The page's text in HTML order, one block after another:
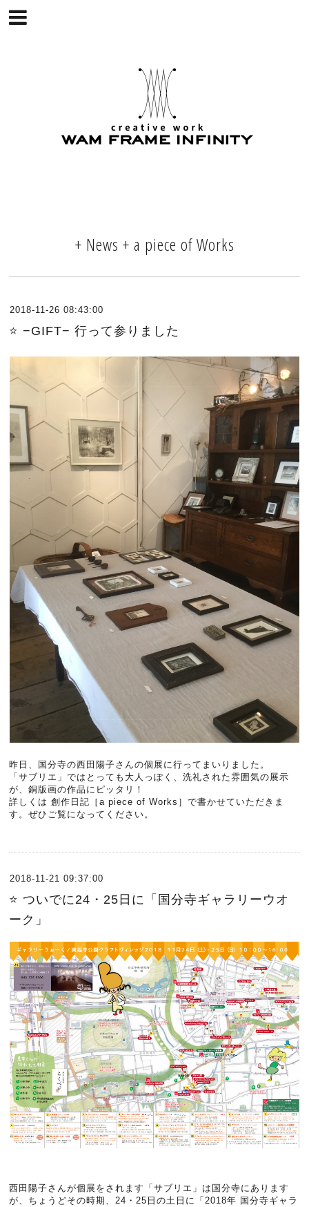
+ News + a piece of Works
2018-11-26 08:43:00
⭐️ −GIFT− 行って参りました
昨日、国分寺の西田陽子さんの個展に行ってまいりました。
「サブリエ」ではとっても大人っぽく、洗礼された雰囲気の展示
が、銅版画の作品にピッタリ！
詳しくは 創作日記［a piece of Works］で書かせていただきま
す。ぜひご覧になってください。
2018-11-21 09:37:00
⭐️ ついでに24・25日に「国分寺ギャラリーウオ
ーク」
西田陽子さんが個展をされます「サブリエ」は国分寺にあります
が、ちょうどその時期、24・25日の土日に「2018年 国分寺ギャラ